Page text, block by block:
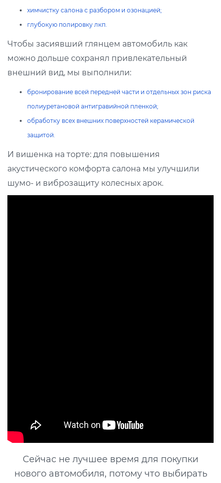
химчистку салона с разбором и озонацией;
глубокую полировку лкп.
Чтобы засиявший глянцем автомобиль как
можно дольше сохранял привлекательный
внешний вид, мы выполнили:
бронирование всей передней части и отдельных зон риска
полиуретановой антигравийной пленкой;
обработку всех внешних поверхностей керамической
защитой.
И вишенка на торте: для повышения
акустического комфорта салона мы улучшили
шумо- и виброзащиту колесных арок.
Сейчас не лучшее время для покупки
нового автомобиля, потому что выбирать